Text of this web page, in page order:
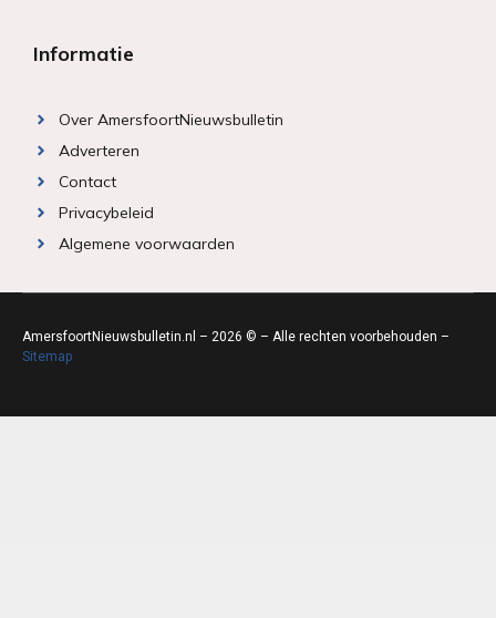
Informatie
Over AmersfoortNieuwsbulletin
Adverteren
Contact
Privacybeleid
Algemene voorwaarden
AmersfoortNieuwsbulletin.nl – 2026 © – Alle rechten voorbehouden –
Sitemap